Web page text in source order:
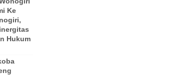
Ke
Hukum